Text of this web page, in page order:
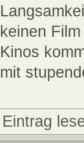
keinen
Kinos
mit
Eintrag